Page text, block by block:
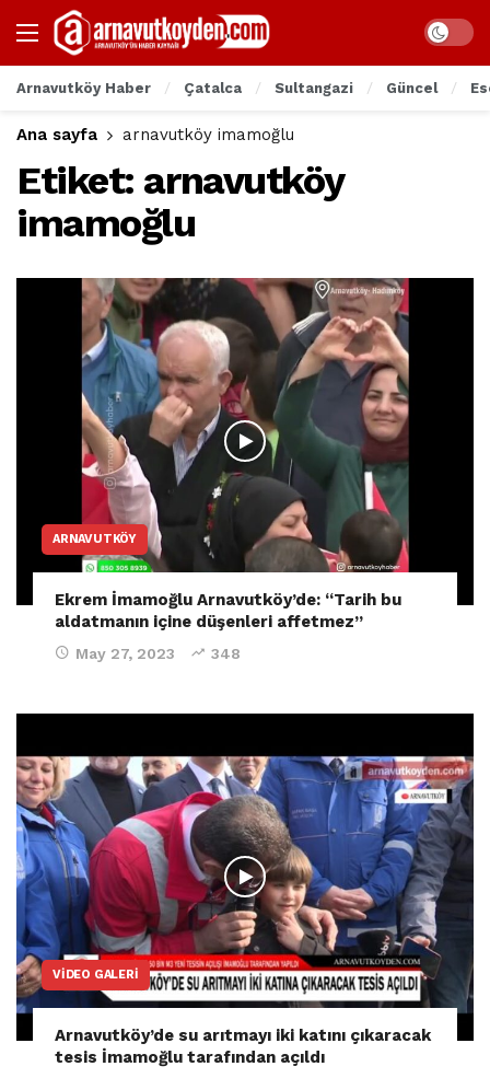
Arnavutköy Haber Çatalca Sultangazi Güncel
Ana sayfa arnavutköy imamoğlu
Etiket: arnavutköy
imamoğlu
ARNAVUTKÖY
Ekrem İmamoğlu Arnavutköy’de: “Tarih bu
aldatmanın içine düşenleri affetmez”
May 27, 2023 348
VIDEO GALERI
Arnavutköy’de su arıtmayı iki katını çıkaracak
tesis İmamoğlu tarafından açıldı